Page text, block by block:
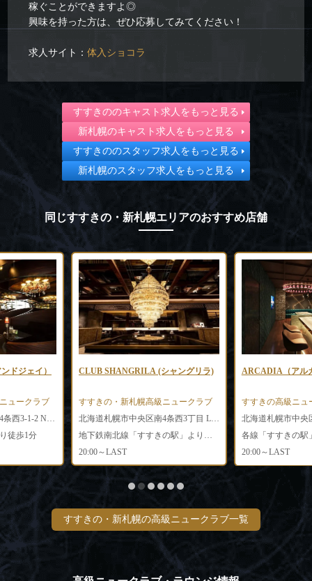
稼ぐことができますよ◎
興味を持った方は、ぜひ応募してみてください！
求人サイト：体入ショコラ
すすきののキャスト求人をもっと見る
新札幌のキャスト求人をもっと見る
すすきののスタッフ求人をもっと見る
新札幌のスタッフ求人をもっと見る
同じすすきの・新札幌エリアのおすすめ店舗
ドジェイ）
ュークラブ
北海道札幌市中央区南4条西3-1-2 N-PLACEビル5F
徒歩1分
CLUB SHANGRILA (シャングリラ)
すすきの・新札幌高級ニュークラブ
北海道札幌市中央区南4条西3丁目 LC拾六番館4F
20:00～LAST
ARCADIA（アル
すすきの高級ニュ
各線「すすきの駅
20:00～LAST
すすきの・新札幌の高級ニュークラブ一覧